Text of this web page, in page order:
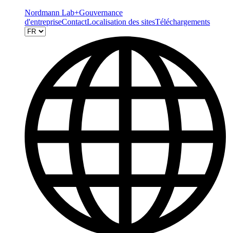
Nordmann Lab+Gouvernance
d'entrepriseContactLocalisation des sitesTéléchargements